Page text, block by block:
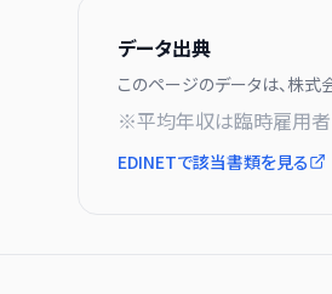
データ出典
このページのデータは、株式
※平均年収は臨時雇用者
EDINETで該当書類を見る